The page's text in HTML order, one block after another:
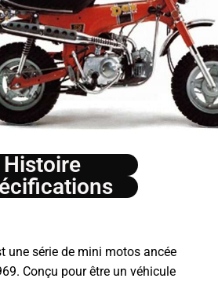
Histoire
une série de mini motos ancée
Conçu pour être un véhicule